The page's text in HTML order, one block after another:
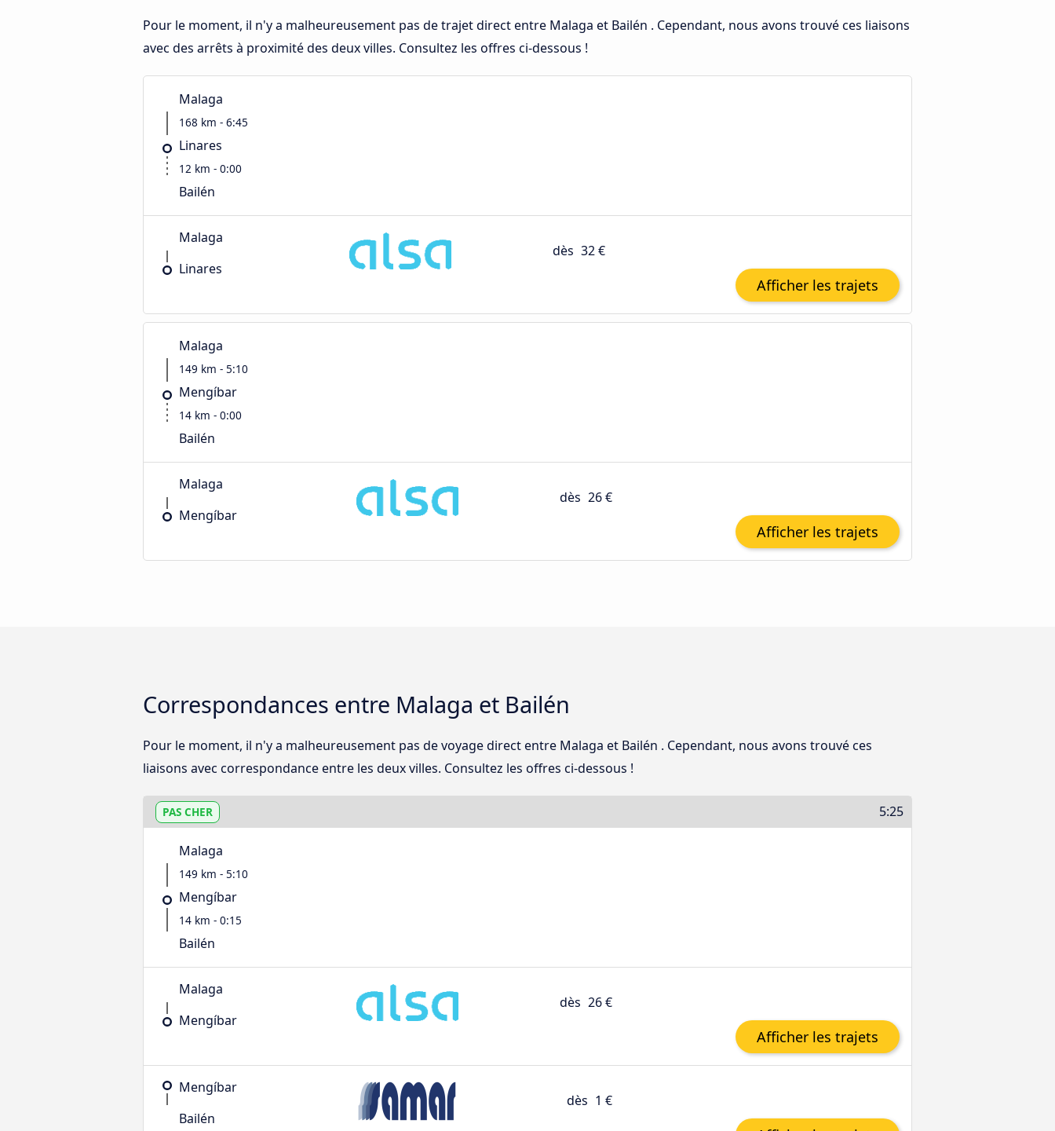
Pour le moment, il n'y a malheureusement pas de trajet direct entre Malaga et Bailén . Cependant, nous avons trouvé ces liaisons
avec des arrêts à proximité des deux villes. Consultez les offres ci-dessous !
Malaga
168 km - 6:45
Linares
12 km - 0:00
Bailén
Malaga
Linares
dès 32 €
Afficher les trajets
Malaga
149 km - 5:10
Mengíbar
14 km - 0:00
Bailén
Malaga
Mengíbar
dès 26 €
Afficher les trajets
Correspondances entre Malaga et Bailén
Pour le moment, il n'y a malheureusement pas de voyage direct entre Malaga et Bailén . Cependant, nous avons trouvé ces
liaisons avec correspondance entre les deux villes. Consultez les offres ci-dessous !
PAS CHER 5:25
Malaga
149 km - 5:10
Mengíbar
14 km - 0:15
Bailén
Malaga
Mengíbar
dès 26 €
Afficher les trajets
Mengíbar
Bailén
dès 1 €